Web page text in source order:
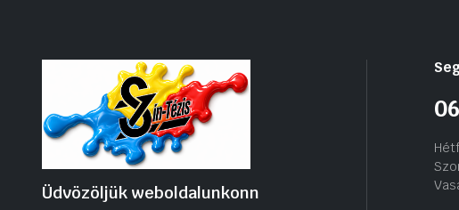
Üdvözöljük weboldalunkonn